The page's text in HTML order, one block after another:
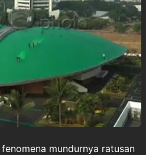
mundurnya ratusan